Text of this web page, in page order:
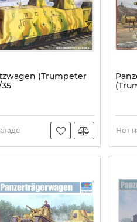
(Trumpeter
35
Нет